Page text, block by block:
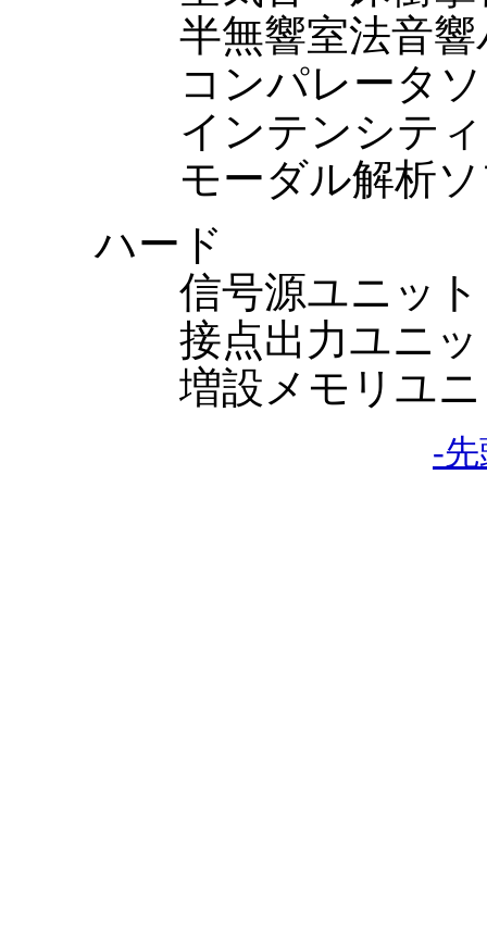
半無響室法音響パ
コンパレータソ
インテンシティソ
モーダル解析ソ
ハード
信号源ユニット
接点出力ユニッ
増設メモリユニ
-